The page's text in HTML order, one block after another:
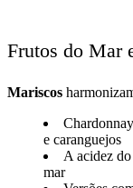
Frutos do Mar
Mariscos
e caranguejos
A acidez
mar